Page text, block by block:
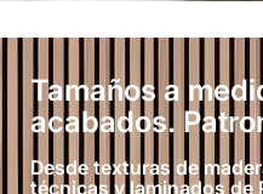
Tamaños a
acabados.
Desde texturas de
técnicas y laminados de